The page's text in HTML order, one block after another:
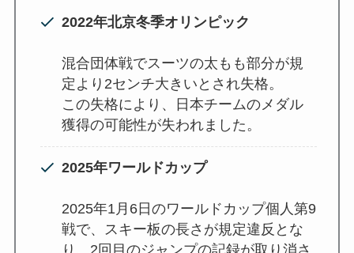
2022年北京冬季オリンピック
混合団体戦でスーツの太もも部分が規
定より2センチ大きいとされ失格。
この失格により、日本チームのメダル
獲得の可能性が失われました。
2025年ワールドカップ
2025年1月6日のワールドカップ個人第9
戦で、スキー板の長さが規定違反とな